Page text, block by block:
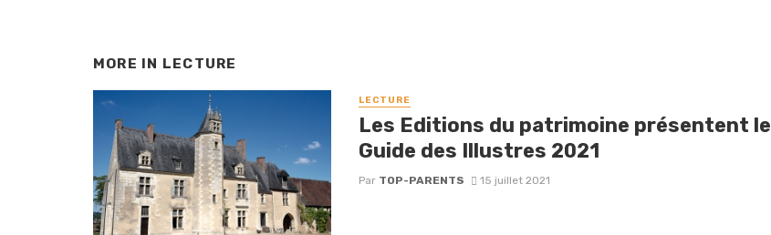
MORE IN LECTURE
LECTURE
Les Editions du patrimoine présentent le
Guide des Illustres 2021
Par TOP-PARENTS 15 juillet 2021